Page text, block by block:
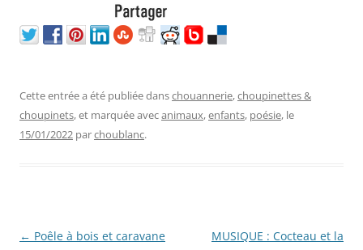
Cette entrée a été publiée danschouannerie,choupinettes &
choupinets, et marquée avecanimaux,enfants, poésie, le
15/01/2022 parchoublanc.
Navigation
← Poêle à bois et caravane
MUSIQUE : Cocteau et la